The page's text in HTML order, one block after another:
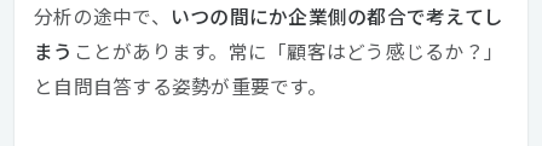
分析の途中で、 いつの間にか企業側の都合で考えてし
まう ことがあります。常に「顧客はどう感じるか？」
と自問自答する姿勢が重要です。